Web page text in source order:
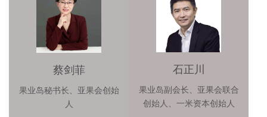
蔡剑菲
果业岛秘书长、亚果会创始
人
石正川
果业岛副会长、亚果会联合
创始人、一米资本创始人